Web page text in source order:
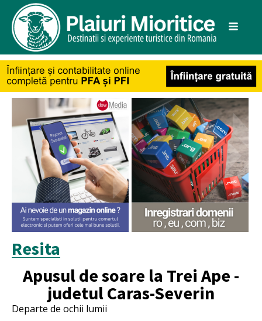
Resita
Apusul de soare la Trei Ape -
judetul Caras-Severin
Departe de ochii lumii